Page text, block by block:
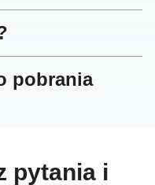
pobrania
pytania i